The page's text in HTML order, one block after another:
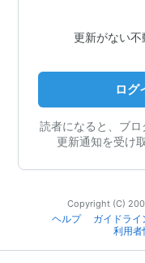
更新がない不
ログ
読者になると、ブロ
更新通知を受け
Copyright (C)
ヘルプ
ガイドライ
利用者